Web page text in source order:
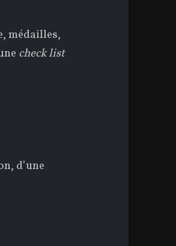
médailles,
check list
d’une